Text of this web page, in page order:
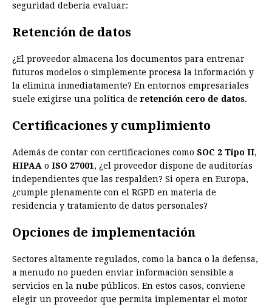
seguridad debería evaluar:
Retención de datos
¿El proveedor almacena los documentos para entrenar
futuros modelos o simplemente procesa la información y
la elimina inmediatamente? En entornos empresariales
suele exigirse una política deretención cero de datos.
Certificaciones y cumplimiento
Además de contar con certificaciones como SOC 2 Tipo II,
HIPAA o ISO 27001, ¿el proveedor dispone de auditorías
independientes que las respalden? Si opera en Europa,
¿cumple plenamente con el RGPD en materia de
residencia y tratamiento de datos personales?
Opciones de implementación
Sectores altamente regulados, como la banca o la defensa,
a menudo no pueden enviar información sensible a
servicios en la nube públicos. En estos casos, conviene
elegir un proveedor que permita implementar el motor